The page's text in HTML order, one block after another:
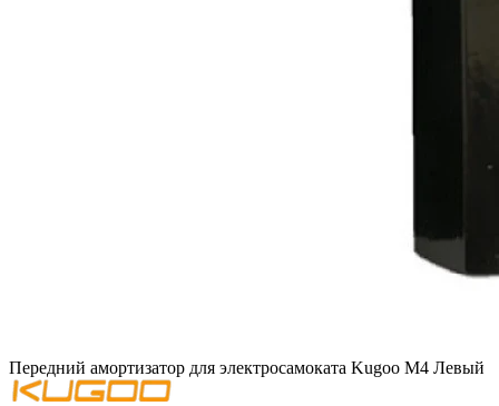
Передний амортизатор для электросамоката Kugoo M4 Левый